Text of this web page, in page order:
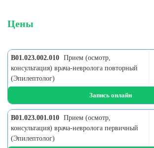
Цены
B01.023.002.010 Прием (осмотр,
консультация) врача-невролога повторный
(Эпилептолог)
Запись онлайн
B01.023.001.010 Прием (осмотр,
консультация) врача-невролога первичный
(Эпилептолог)